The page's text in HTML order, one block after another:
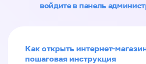
войдите в панель
Как открыть интернет-
пошаговая инструкция